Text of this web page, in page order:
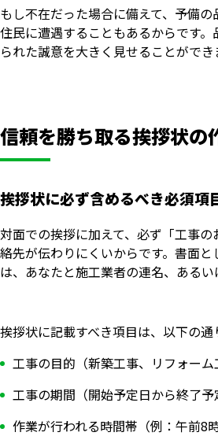
もし不在だった場合に備えて、予備
住民に遭遇することもあるからです
られた誠意を大きく見せることがで
信頼を勝ち取る挨拶状の
挨拶状に必ず含めるべき必須項
対面での挨拶に加えて、必ず「工事
絡先が伝わりにくいからです。書面
は、あなたと施工業者の連名、ある
挨拶状に記載すべき項目は、以下の通
工事の目的（新築工事、リフォーム
工事の期間（開始予定日から終了予
作業が行われる時間帯（例：午前8